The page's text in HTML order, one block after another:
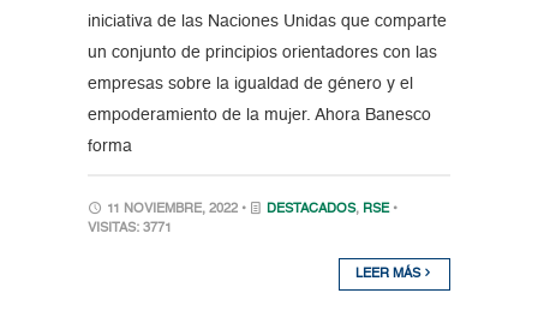
iniciativa de las Naciones Unidas que comparte
un conjunto de principios orientadores con las
empresas sobre la igualdad de género y el
empoderamiento de la mujer. Ahora Banesco
forma
11 NOVIEMBRE, 2022 • DESTACADOS, RSE •
VISITAS: 3771
LEER MÁS